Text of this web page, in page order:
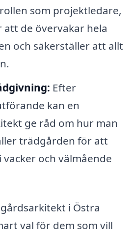
som projektledare,
de övervakar hela
och säkerställer att allt
Efter
kan en
ge råd om hur man
trädgården för att
och välmående
i Östra
val för dem som vill